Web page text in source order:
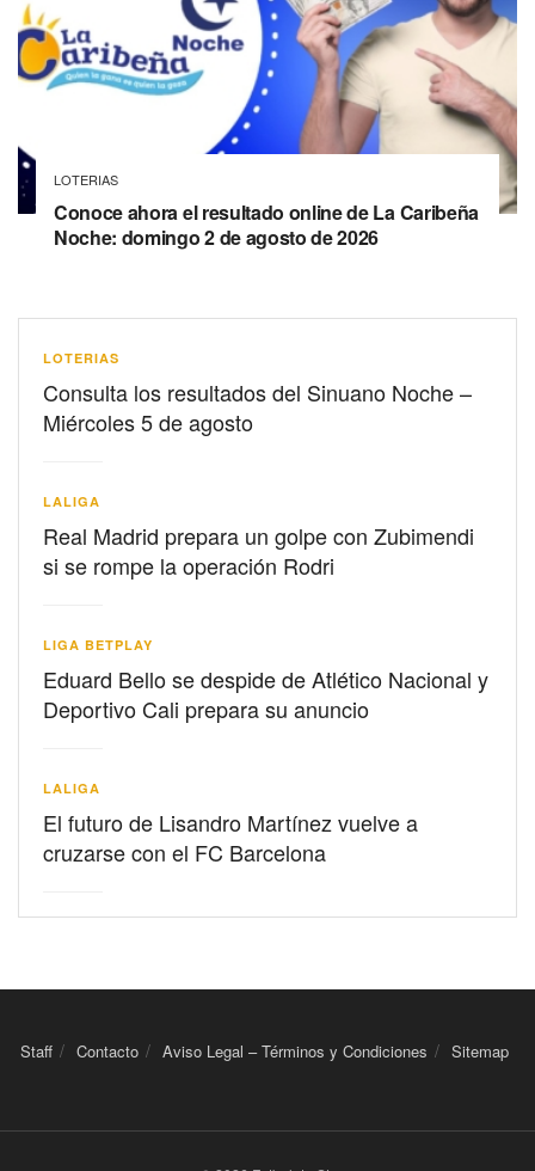
LOTERIAS
Conoce ahora el resultado online de La Caribeña
Noche: domingo 2 de agosto de 2026
LOTERIAS
Consulta los resultados del Sinuano Noche –
Miércoles 5 de agosto
LALIGA
Real Madrid prepara un golpe con Zubimendi
si se rompe la operación Rodri
LIGA BETPLAY
Eduard Bello se despide de Atlético Nacional y
Deportivo Cali prepara su anuncio
LALIGA
El futuro de Lisandro Martínez vuelve a
cruzarse con el FC Barcelona
Staff Contacto Aviso Legal – Términos y Condiciones Sitemap